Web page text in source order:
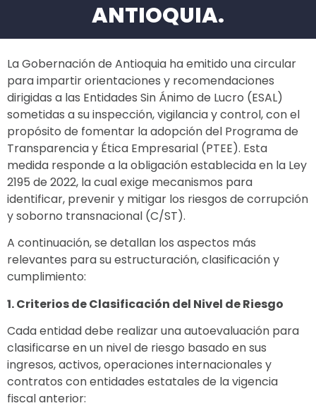
ANTIOQUIA.
La Gobernación de Antioquia ha emitido una circular
para impartir orientaciones y recomendaciones
dirigidas a las Entidades Sin Ánimo de Lucro (ESAL)
sometidas a su inspección, vigilancia y control, con el
propósito de fomentar la adopción del Programa de
Transparencia y Ética Empresarial (PTEE). Esta
medida responde a la obligación establecida en la Ley
2195 de 2022, la cual exige mecanismos para
identificar, prevenir y mitigar los riesgos de corrupción
y soborno transnacional (C/ST).
A continuación, se detallan los aspectos más
relevantes para su estructuración, clasificación y
cumplimiento:
1. Criterios de Clasificación del Nivel de Riesgo
Cada entidad debe realizar una autoevaluación para
clasificarse en un nivel de riesgo basado en sus
ingresos, activos, operaciones internacionales y
contratos con entidades estatales de la vigencia
fiscal anterior: